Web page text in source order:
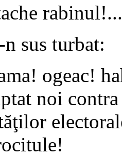
n sus turbat:
ogeac!
noi